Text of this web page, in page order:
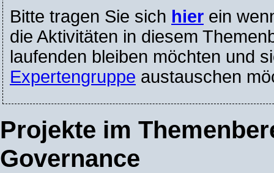
Bitte tragen Sie sich hier ein
die Aktivitäten in diesem
laufenden bleiben möchten und
Expertengruppe austauschen
Projekte im
Governance